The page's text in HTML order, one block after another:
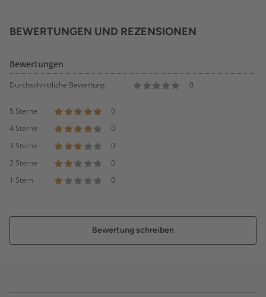
BEWERTUNGEN UND REZENSIONEN
Bewertungen
Durchschnittliche Bewertung 0
5 Sterne
0
4 Sterne
0
3 Sterne
0
2 Sterne
0
1 Stern
0
Bewertung schreiben